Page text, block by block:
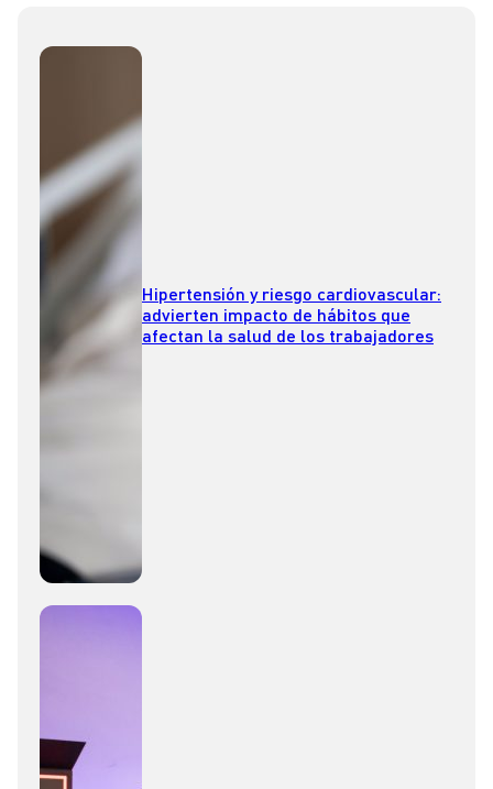
Hipertensión y riesgo cardiovascular:
advierten impacto de hábitos que
afectan la salud de los trabajadores